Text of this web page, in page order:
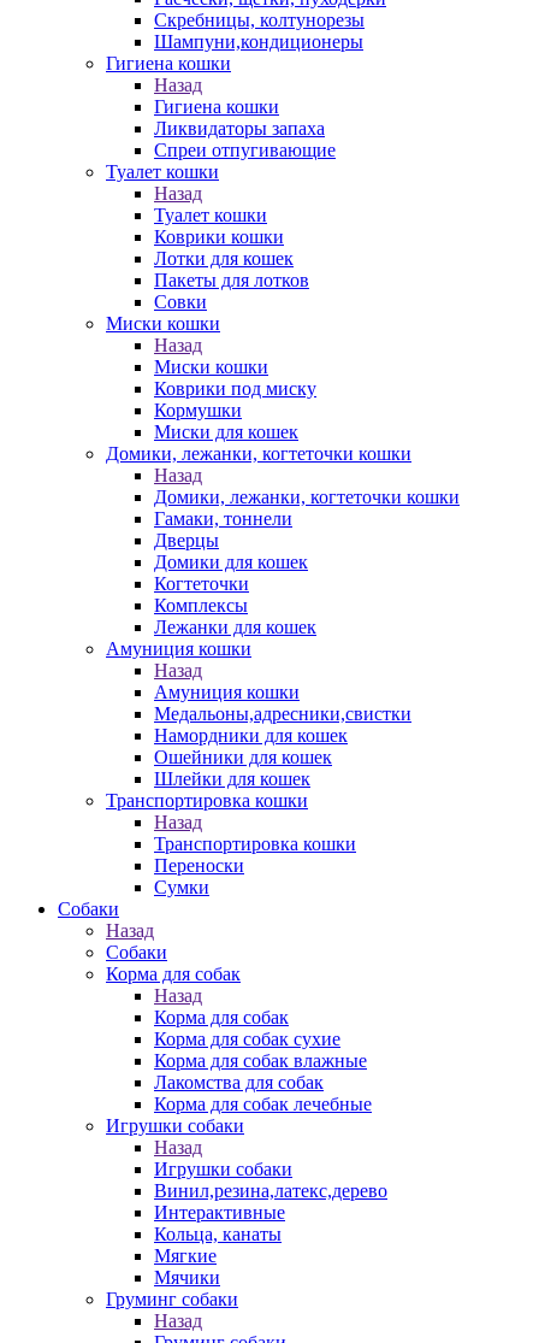
Скребницы, колтунорезы
Шампуни,кондиционеры
Гигиена кошки
Назад
Гигиена кошки
Ликвидаторы запаха
Спреи отпугивающие
Туалет кошки
Назад
Туалет кошки
Коврики кошки
Лотки для кошек
Пакеты для лотков
Совки
Миски кошки
Назад
Миски кошки
Коврики под миску
Кормушки
Миски для кошек
Домики, лежанки, когтеточки кошки
Назад
Домики, лежанки, когтеточки кошки
Гамаки, тоннели
Дверцы
Домики для кошек
Когтеточки
Комплексы
Лежанки для кошек
Амуниция кошки
Назад
Амуниция кошки
Медальоны,адресники,свистки
Намордники для кошек
Ошейники для кошек
Шлейки для кошек
Транспортировка кошки
Назад
Транспортировка кошки
Переноски
Сумки
Собаки
Назад
Собаки
Корма для собак
Назад
Корма для собак
Корма для собак сухие
Корма для собак влажные
Лакомства для собак
Корма для собак лечебные
Игрушки собаки
Назад
Игрушки собаки
Винил,резина,латекс,дерево
Интерактивные
Кольца, канаты
Мягкие
Мячики
Груминг собаки
Назад